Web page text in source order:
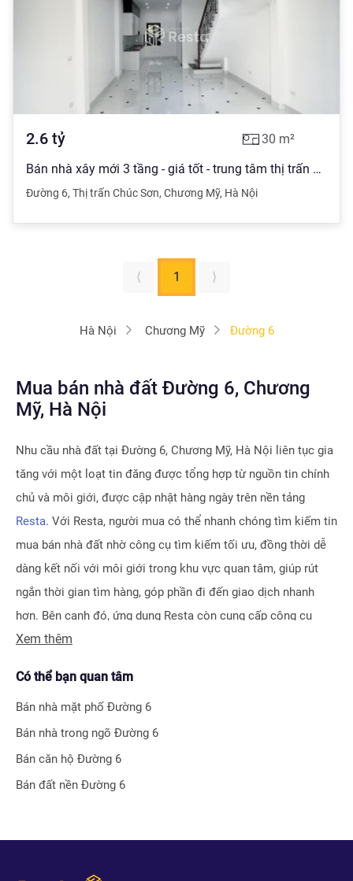
2.6 tỷ 30 m²
Bán nhà xây mới 3 tầng - giá tốt - trung tâm thị trấn Chúc Sơn, Chương Mỹ - cam kết chất lượng
Đường 6, Thị trấn Chúc Sơn, Chương Mỹ, Hà Nội
⟨ 1 ⟩
Hà Nội Chương Mỹ Đường 6
Mua bán nhà đất Đường 6, Chương
Mỹ, Hà Nội
Nhu cầu nhà đất tại Đường 6, Chương Mỹ, Hà Nội liên tục gia
tăng với một loạt tin đăng được tổng hợp từ nguồn tin chính
chủ và môi giới, được cập nhật hàng ngày trên nền tảng
Resta. Với Resta, người mua có thể nhanh chóng tìm kiếm tin
mua bán nhà đất nhờ công cụ tìm kiếm tối ưu, đồng thời dễ
dàng kết nối với môi giới trong khu vực quan tâm, giúp rút
ngắn thời gian tìm hàng, góp phần đi đến giao dịch nhanh
hơn. Bên cạnh đó, ứng dụng Resta còn cung cấp công cụ
Đăng tin vô cùng tiện ích, giúp người bán hay môi giới nhận
thông minh.
phát triển nhiều công cụ hỗ trợ tối ưu cho các nhà đầu tư bất
động sản chuyên nghiệp như
miễn phí, Bộ lọc địa phương 360
tin rằngRestasẽ trở thành trợ thủ đắc lực cho nhà đầu tư
Xem thêm
Có thể bạn quan tâm
Bán nhà mặt phố Đường 6
Bán nhà trong ngõ Đường 6
Bán căn hộ Đường 6
Bán đất nền Đường 6